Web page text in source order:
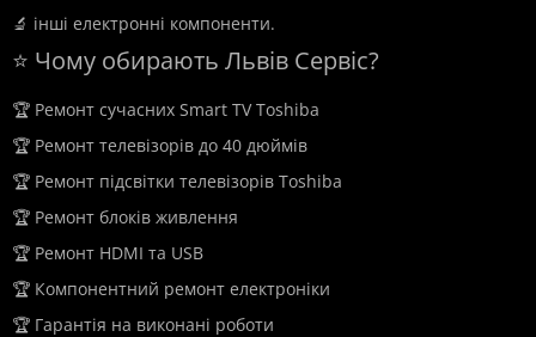
🔬 інші електронні компоненти.
⭐ Чому обирають Львів Сервіс?
🏆 Ремонт сучасних Smart TV Toshiba
🏆 Ремонт телевізорів до 40 дюймів
🏆 Ремонт підсвітки телевізорів Toshiba
🏆 Ремонт блоків живлення
🏆 Ремонт HDMI та USB
🏆 Компонентний ремонт електроніки
🏆 Гарантія на виконані роботи